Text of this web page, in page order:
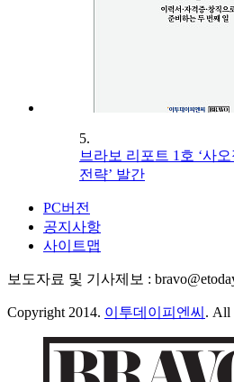
5.
브라보 리포트 1호 ‘사
전략’ 발간
PC버전
공지사항
사이트맵
보도자료 및 기사제보 :
Copyright 2014. 이투데이피엔씨 . All